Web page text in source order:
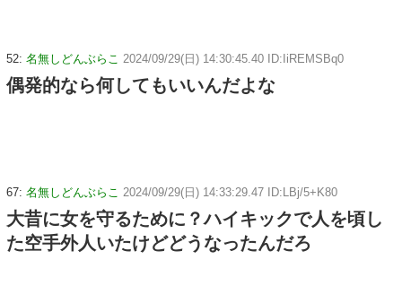
52: 名無しどんぶらこ 2024/09/29(日) 14:30:45.40 ID:IiREMSBq0
偶発的なら何してもいいんだよな
67: 名無しどんぶらこ 2024/09/29(日) 14:33:29.47 ID:LBj/5+K80
大昔に女を守るために？ハイキックで人を頃し
た空手外人いたけどどうなったんだろ